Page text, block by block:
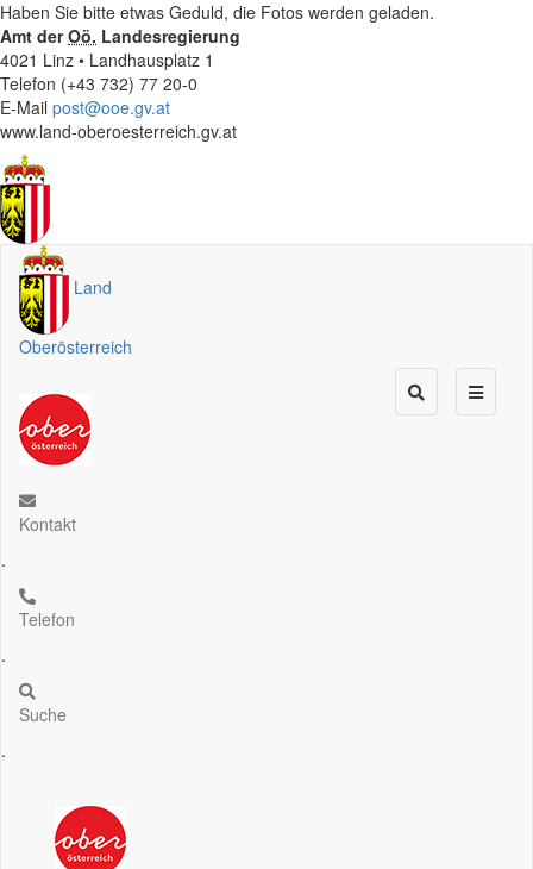
Haben Sie bitte etwas Geduld, die Fotos werden geladen.
Amt derOö. Landesregierung
4021 Linz • Landhausplatz 1
Telefon (+43 732) 77 20-0
E-Mail post@ooe.gv.at
www.land-oberoesterreich.gv.at
Land
Oberösterreich
Kontakt
.
Telefon
.
Suche
.